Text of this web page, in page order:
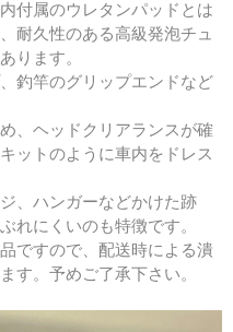
付属のウレタンパッドとは
耐久性のある高級発泡チュ
ります。
釣竿のグリップエンドなど
、ヘッドクリアランスが確
ットのように車内をドレス
、ハンガーなどかけた跡
れにくいのも特徴です。
ですので、配送時による潰
す。予めご了承下さい。